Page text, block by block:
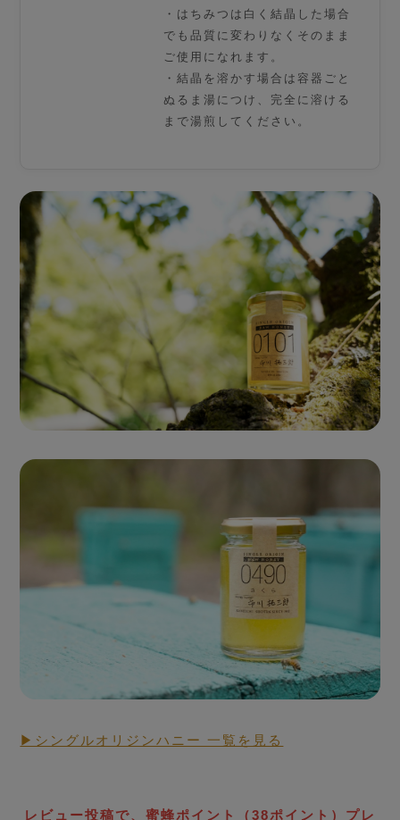
・はちみつは白く結晶した場合
でも品質に変わりなくそのまま
ご使用になれます。
・結晶を溶かす場合は容器ごと
ぬるま湯につけ、完全に溶ける
まで湯煎してください。
シングルオリジンハニー
RAW HONEY STORY
▶シングルオリジンハニー 一覧を見る
レビュー投稿で、蜜蜂ポイント（38ポイント）プレ